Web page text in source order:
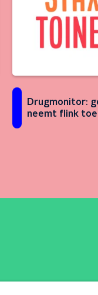
Drugmonitor:
neemt flink toe